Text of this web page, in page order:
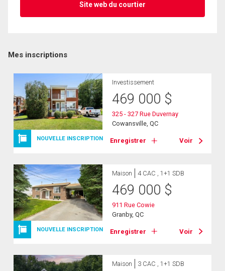
Site web du courtier
Mes inscriptions
NOUVELLE INSCRIPTION
Investissement
469 000 $
325 - 327 Rue Duvernay
Cowansville, QC
Enregistrer Voir
NOUVELLE INSCRIPTION
Maison 4 CAC , 1+1 SDB
469 000 $
911 Rue Cowie
Granby, QC
Enregistrer Voir
Maison 3 CAC , 1+1 SDB